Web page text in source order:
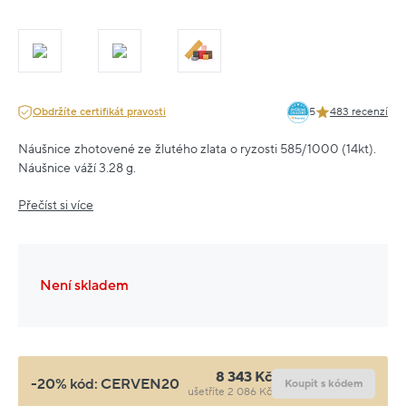
Obdržíte certifikát pravosti 5 483 recenzí
Náušnice zhotovené ze žlutého zlata o ryzosti 585/1000 (14kt).
Náušnice váží 3.28 g.
Přečíst si více
Není skladem
-20% kód: CERVEN20 8 343 Kč
ušetříte 2 086 Kč
Koupit s kódem